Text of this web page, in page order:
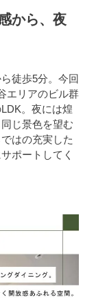
から、夜
徒歩5分。今回
エリアのビル群
。夜には煌
じ景色を望む
はの充実した
ポートしてく